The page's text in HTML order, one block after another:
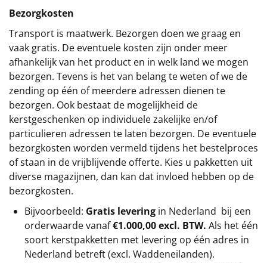
Bezorgkosten
Transport is maatwerk. Bezorgen doen we graag en
vaak gratis. De eventuele kosten zijn onder meer
afhankelijk van het product en in welk land we mogen
bezorgen. Tevens is het van belang te weten of we de
zending op één of meerdere adressen dienen te
bezorgen. Ook bestaat de mogelijkheid de
kerstgeschenken op individuele zakelijke en/of
particulieren adressen te laten bezorgen. De eventuele
bezorgkosten worden vermeld tijdens het bestelproces
of staan in de vrijblijvende offerte. Kies u pakketten uit
diverse magazijnen, dan kan dat invloed hebben op de
bezorgkosten.
Bijvoorbeeld: Gratis levering in Nederland bij een
orderwaarde vanaf€1.000,00 excl. BTW. Als het één
soort kerstpakketten met levering op één adres in
Nederland betreft (excl. Waddeneilanden).